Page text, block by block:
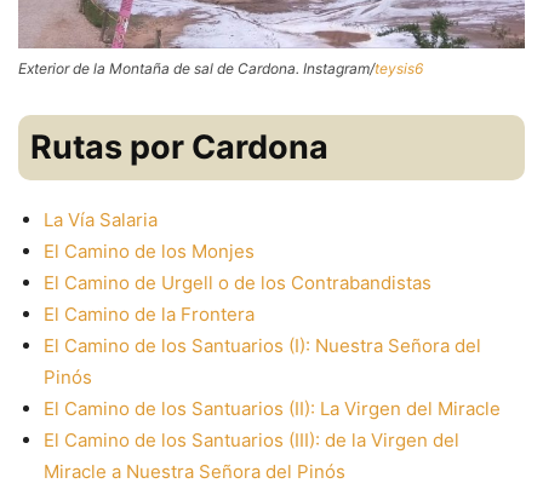
Exterior de la Montaña de sal de Cardona. Instagram/teysis6
Rutas por Cardona
La Vía Salaria
El Camino de los Monjes
El Camino de Urgell o de los Contrabandistas
El Camino de la Frontera
El Camino de los Santuarios (I): Nuestra Señora del
Pinós
El Camino de los Santuarios (II): La Virgen del Miracle
El Camino de los Santuarios (III): de la Virgen del
Miracle a Nuestra Señora del Pinós